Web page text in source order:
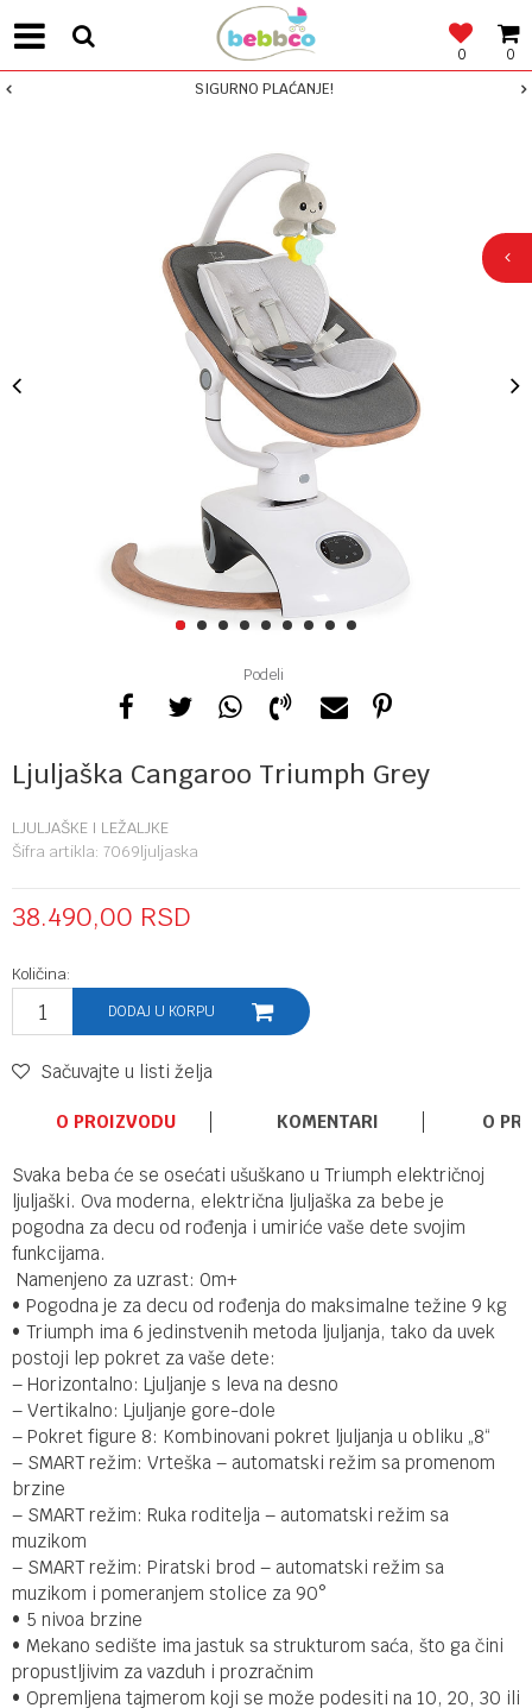
0
0
SIGURNO PLAĆANJE!
1 2 3 4 5 6 7 8 9
Podeli
Ljuljaška Cangaroo Triumph Grey
LJULJAŠKE I LEŽALJKE
Šifra artikla: 7069ljuljaska
38.490,00 RSD
Količina:
DODAJ U KORPU
Sačuvajte u listi želja
O PROIZVODU KOMENTARI O
Svaka beba će se osećati ušuškano u Triumph električnoj
ljuljaški. Ova moderna, električna ljuljaška za bebe je
pogodna za decu od rođenja i umiriće vaše dete svojim
funkcijama.
Namenjeno za uzrast: 0m+
• Pogodna je za decu od rođenja do maksimalne težine 9 kg
• Triumph ima 6 jedinstvenih metoda ljuljanja, tako da uvek
postoji lep pokret za vaše dete:
– Horizontalno: Ljuljanje s leva na desno
– Vertikalno: Ljuljanje gore-dole
– Pokret figure 8: Kombinovani pokret ljuljanja u obliku „8“
– SMART režim: Vrteška – automatski režim sa promenom
brzine
– SMART režim: Ruka roditelja – automatski režim sa
muzikom
– SMART režim: Piratski brod – automatski režim sa
muzikom i pomeranjem stolice za 90°
• 5 nivoa brzine
• Mekano sedište ima jastuk sa strukturom saća, što ga čini
propustljivim za vazduh i prozračnim
• Opremljena tajmerom koji se može podesiti na 10, 20, 30 ili